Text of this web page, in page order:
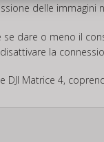
delle immagini
dare o meno il
la
Matrice 4,